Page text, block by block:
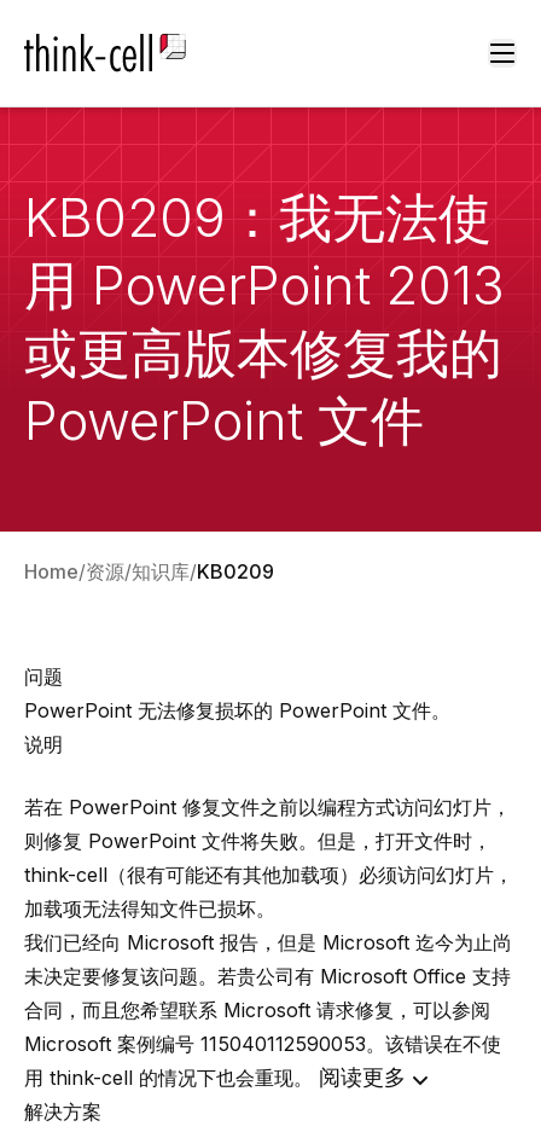
KB0209：我无法使
用 PowerPoint 2013
或更高版本修复我的
PowerPoint 文件
Home 资源 知识库 KB0209
问题
PowerPoint 无法修复损坏的 PowerPoint 文件。
说明
若在 PowerPoint 修复文件之前以编程方式访问幻灯片，
则修复 PowerPoint 文件将失败。但是，打开文件时，
think-cell（很有可能还有其他加载项）必须访问幻灯片，
加载项无法得知文件已损坏。
我们已经向 Microsoft 报告，但是 Microsoft 迄今为止尚
未决定要修复该问题。若贵公司有 Microsoft Office 支持
合同，而且您希望联系 Microsoft 请求修复，可以参阅
Microsoft 案例编号 115040112590053。该错误在不使
用 think-cell 的情况下也会重现。 阅读更多
解决方案